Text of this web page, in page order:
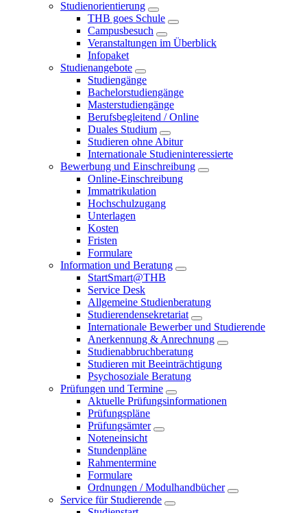
Studienorientierung
THB goes Schule
Campusbesuch
Veranstaltungen im Überblick
Infopaket
Studienangebote
Studiengänge
Bachelorstudiengänge
Masterstudiengänge
Berufsbegleitend / Online
Duales Studium
Studieren ohne Abitur
Internationale Studieninteressierte
Bewerbung und Einschreibung
Online-Einschreibung
Immatrikulation
Hochschulzugang
Unterlagen
Kosten
Fristen
Formulare
Information und Beratung
StartSmart@THB
Service Desk
Allgemeine Studienberatung
Studierendensekretariat
Internationale Bewerber und Studierende
Anerkennung & Anrechnung
Studienabbruchberatung
Studieren mit Beeinträchtigung
Psychosoziale Beratung
Prüfungen und Termine
Aktuelle Prüfungsinformationen
Prüfungspläne
Prüfungsämter
Noteneinsicht
Stundenpläne
Rahmentermine
Formulare
Ordnungen / Modulhandbücher
Service für Studierende